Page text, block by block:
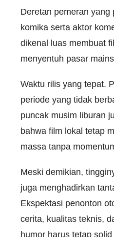
Deretan pemeran yang
komika serta aktor
dikenal luas membuat
menyentuh pasar
Waktu rilis yang tepat.
periode yang tidak
puncak musim liburan
bahwa film lokal tetap
massa tanpa
Meski demikian,
juga menghadirkan
Ekspektasi penonton
cerita, kualitas teknis,
humor harus tetap solid